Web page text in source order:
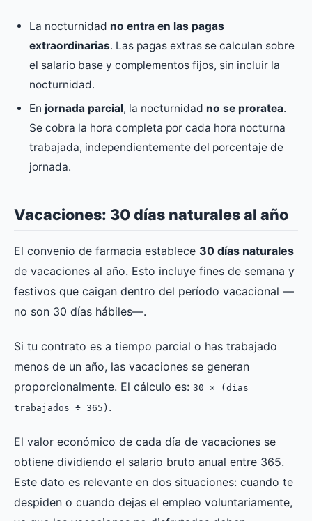
La nocturnidad no entra en las pagas
extraordinarias. Las pagas extras se calculan sobre
el salario base y complementos fijos, sin incluir la
nocturnidad.
En jornada parcial, la nocturnidad no se proratea.
Se cobra la hora completa por cada hora nocturna
trabajada, independientemente del porcentaje de
jornada.
Vacaciones: 30 días naturales al año
El convenio de farmacia establece 30 días naturales
de vacaciones al año. Esto incluye fines de semana y
festivos que caigan dentro del período vacacional —
no son 30 días hábiles—.
Si tu contrato es a tiempo parcial o has trabajado
menos de un año, las vacaciones se generan
proporcionalmente. El cálculo es: 30 × (días
trabajados ÷ 365) .
El valor económico de cada día de vacaciones se
obtiene dividiendo el salario bruto anual entre 365.
Este dato es relevante en dos situaciones: cuando te
despiden o cuando dejas el empleo voluntariamente,